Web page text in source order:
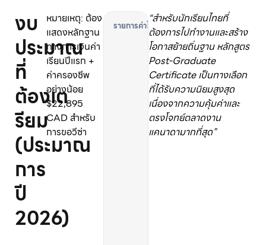
งบ
ประมาณ
ที่
ต้องเต
รียม
(ประมาณ
การ
ปี
2026)
หมายเหตุ: ต้อง
แสดงหลักฐาน
ทางการเงินค่า
เรียนปีแรก +
ค่าครองชีพ
อย่างน้อย
$22,895
CAD สำหรับ
การขอวีซ่า
ค่
า
เ
ล่
า
เ
รี
ย
น
“สำหรับนักเรียนไทยที่
ต้องการไปทำงานและสร้าง
โอกาสย้ายถิ่นฐาน หลักสูตร
Post-Graduate
Certificate เป็นทางเลือก
ที่ได้รับความนิยมสูงสุด
เนื่องจากความคุ้มค่าและ
ตรงโจทย์ตลาดงาน
แคนาดามากที่สุด”